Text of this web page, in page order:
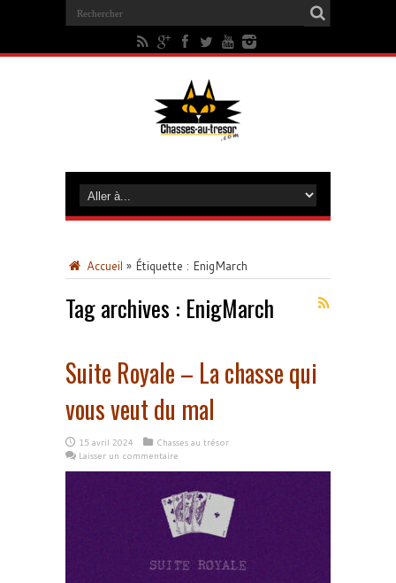
Accueil » Étiquette : EnigMarch
Tag archives : EnigMarch
Suite Royale – La chasse qui
vous veut du mal
15 avril 2024
Chasses au trésor
Laisser un commentaire